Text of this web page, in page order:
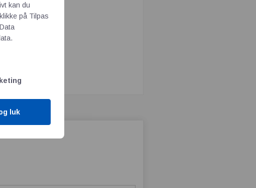
kan du
på Tilpas
luk